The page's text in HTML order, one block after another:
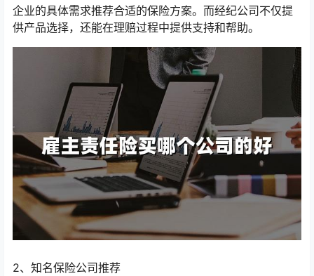
企业的具体需求推荐合适的保险方案。而经纪公司不仅提
供产品选择，还能在理赔过程中提供支持和帮助。
2、知名保险公司推荐